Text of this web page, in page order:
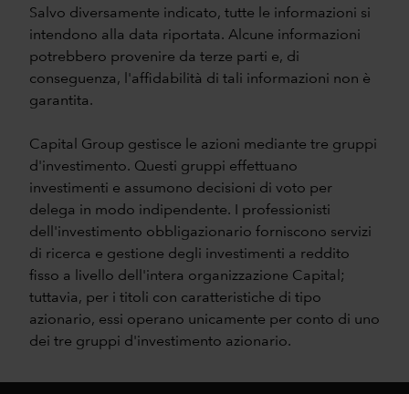
Salvo diversamente indicato, tutte le informazioni si
intendono alla data riportata. Alcune informazioni
potrebbero provenire da terze parti e, di
conseguenza, l'affidabilità di tali informazioni non è
garantita.
Capital Group gestisce le azioni mediante tre gruppi
d'investimento. Questi gruppi effettuano
investimenti e assumono decisioni di voto per
delega in modo indipendente. I professionisti
dell'investimento obbligazionario forniscono servizi
di ricerca e gestione degli investimenti a reddito
fisso a livello dell'intera organizzazione Capital;
tuttavia, per i titoli con caratteristiche di tipo
azionario, essi operano unicamente per conto di uno
dei tre gruppi d'investimento azionario.